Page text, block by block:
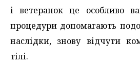
і ветеранок це особливо
процедури допомагають
наслідки, знову відчути
тілі.